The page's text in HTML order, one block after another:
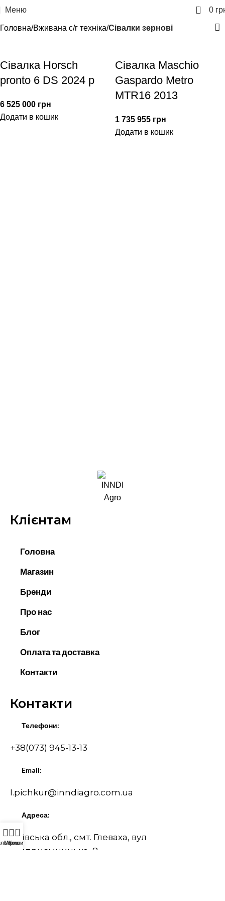
Меню 0 0
Головна Вживана с/г техніка Сівалки зернові
Сівалка Horsch
pronto 6 DS 2024 р
6 525 000 грн
Додати в кошик
Сівалка Maschio
Gaspardo Metro
MTR16 2013
1 735 955 грн
Додати в кошик
Клієнтам
Головна
Магазин
Бренди
Про нас
Блог
Оплата та доставка
Контакти
Контакти
Телефони:
+38(073) 945-13-13
Email:
I.pichkur@inndiagro.com.ua
Адреса:
Київська обл., смт. Глеваха, вул
Підприємницька, 8
Меню
0
Кошик